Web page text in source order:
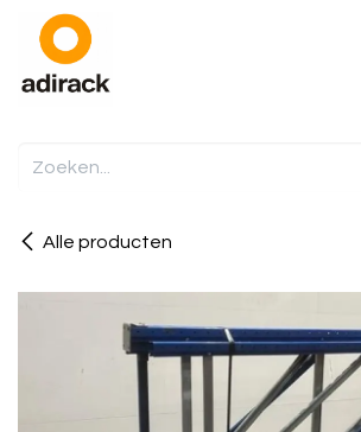
Overslaan naar inhoud
Alle producten